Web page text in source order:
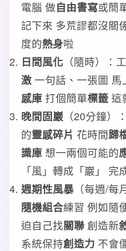
電腦 做自由書寫或簡
記下來 多荒謬都沒關
度的熱身啦
日間風化 （隨時）：
激 一句話、一張圖 馬
感庫 打個簡單標籤 這
晚間固巖 （20分鐘）
的靈感碎片 花時間歸
識庫 想一兩個可能的
「風」轉成「巖」 完
週期性風暴 （每週/每
隨機組合練習 例如隨
迫自己找關聯 創造新
系統保持創造力 不會